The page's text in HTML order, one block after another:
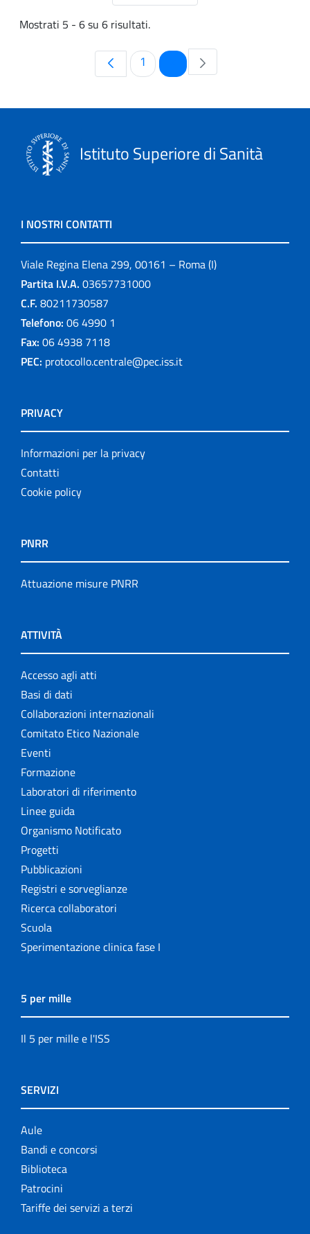
Mostrati 5 - 6 su 6 risultati.
Pagina
1 Pagina
Istituto Superiore di Sanità
I NOSTRI CONTATTI
Viale Regina Elena 299, 00161 – Roma (I)
Partita I.V.A. 03657731000
C.F. 80211730587
Telefono: 06 4990 1
Fax: 06 4938 7118
PEC: protocollo.centrale@pec.iss.it
PRIVACY
Informazioni per la privacy
Contatti
Cookie policy
PNRR
Attuazione misure PNRR
ATTIVITÀ
Accesso agli atti
Basi di dati
Collaborazioni internazionali
Comitato Etico Nazionale
Eventi
Formazione
Laboratori di riferimento
Linee guida
Organismo Notificato
Progetti
Pubblicazioni
Registri e sorveglianze
Ricerca collaboratori
Scuola
Sperimentazione clinica fase I
5 per mille
Il 5 per mille e l'ISS
SERVIZI
Aule
Bandi e concorsi
Biblioteca
Patrocini
Tariffe dei servizi a terzi